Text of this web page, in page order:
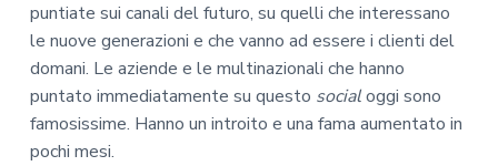
puntiate sui canali del futuro, su quelli che interessano
le nuove generazioni e che vanno ad essere i clienti del
domani. Le aziende e le multinazionali che hanno
puntato immediatamente su questo socialoggi sono
famosissime. Hanno un introito e una fama aumentato in
pochi mesi.